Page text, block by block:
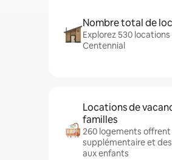
Nombre total de
Explorez 530
Centennial
Locations de
familles
260 logements
supplémentaire et
aux enfants